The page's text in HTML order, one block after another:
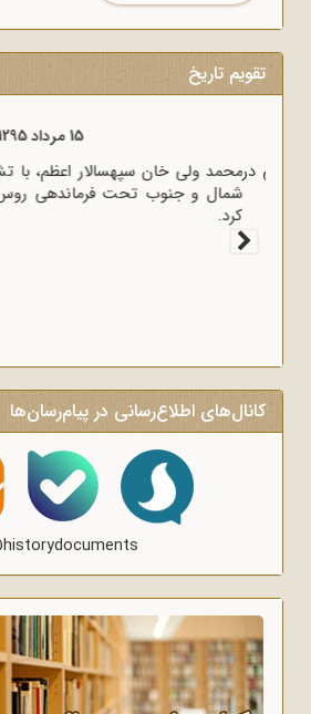
تقویم تاریخ
وزیر خارجه انگلیس آنتونی ایدن
ایران را خطر بزرگی برای لندن دانست.
کانال‌های اطلاع‌رسانی در پیام‌رسان‌ها